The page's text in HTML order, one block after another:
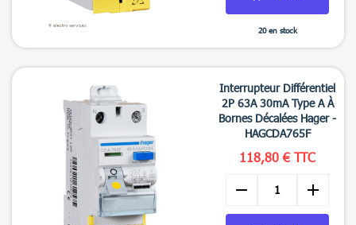

20 en stock
Interrupteur Différentiel
2P 63A 30mA Type A À
Bornes Décalées Hager -
HAGCDA765F
118,80 € TTC
remove add